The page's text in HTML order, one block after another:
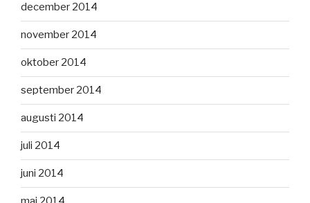
december 2014
november 2014
oktober 2014
september 2014
augusti 2014
juli 2014
juni 2014